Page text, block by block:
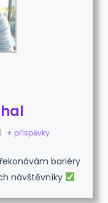
| + příspěvky
bariéry
návštěvníky